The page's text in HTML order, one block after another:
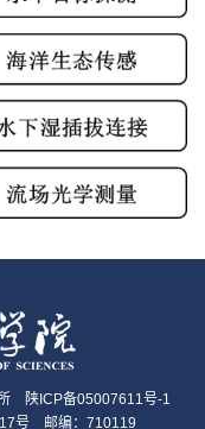
陕ICP备05007611号-1
17号 邮编：710119